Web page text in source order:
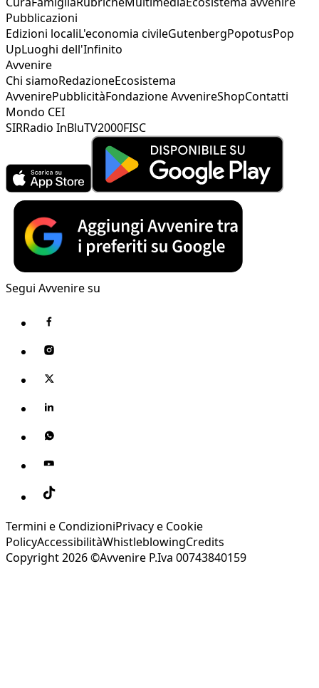
Pubblicazioni
Edizioni localiL'economia civileGutenbergPopotusPop
UpLuoghi dell'Infinito
Avvenire
Chi siamoRedazioneEcosistema
AvvenirePubblicitàFondazione AvvenireShopContatti
Mondo CEI
SIRRadio InBluTV2000FISC
Segui Avvenire su
Termini e CondizioniPrivacy e Cookie
PolicyAccessibilitàWhistleblowingCredits
Copyright 2026 ©Avvenire P.Iva 00743840159